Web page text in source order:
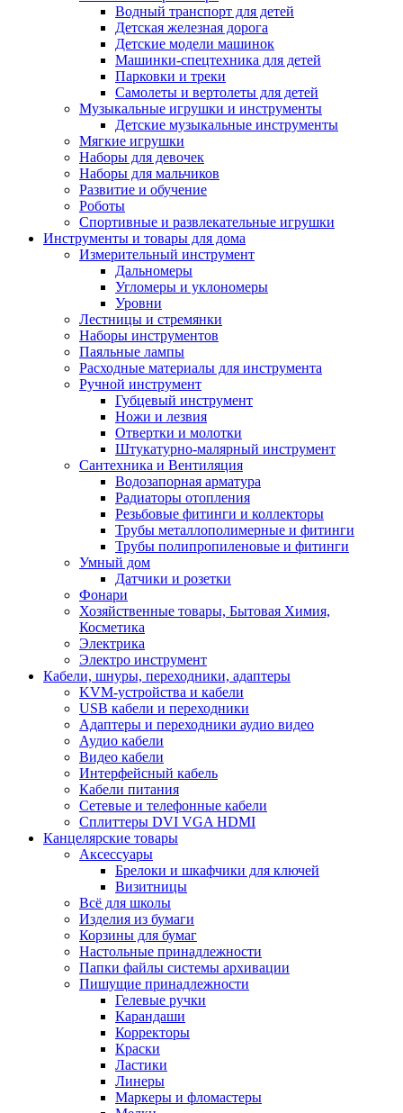
Водный транспорт для детей
Детская железная дорога
Детские модели машинок
Машинки-спецтехника для детей
Парковки и треки
Самолеты и вертолеты для детей
Музыкальные игрушки и инструменты
Детские музыкальные инструменты
Мягкие игрушки
Наборы для девочек
Наборы для мальчиков
Развитие и обучение
Роботы
Спортивные и развлекательные игрушки
Инструменты и товары для дома
Измерительный инструмент
Дальномеры
Угломеры и уклономеры
Уровни
Лестницы и стремянки
Наборы инструментов
Паяльные лампы
Расходные материалы для инструмента
Ручной инструмент
Губцевый инструмент
Ножи и лезвия
Отвертки и молотки
Штукатурно-малярный инструмент
Сантехника и Вентиляция
Водозапорная арматура
Радиаторы отопления
Резьбовые фитинги и коллекторы
Трубы металлополимерные и фитинги
Трубы полипропиленовые и фитинги
Умный дом
Датчики и розетки
Фонари
Хозяйственные товары, Бытовая Химия,
Косметика
Электрика
Электро инструмент
Кабели, шнуры, переходники, адаптеры
KVM-устройства и кабели
USB кабели и переходники
Адаптеры и переходники аудио видео
Аудио кабели
Видео кабели
Интерфейсный кабель
Кабели питания
Сетевые и телефонные кабели
Сплиттеры DVI VGA HDMI
Канцелярские товары
Аксессуары
Брелоки и шкафчики для ключей
Визитницы
Всё для школы
Изделия из бумаги
Корзины для бумаг
Настольные принадлежности
Папки файлы системы архивации
Пишущие принадлежности
Гелевые ручки
Карандаши
Корректоры
Краски
Ластики
Линеры
Маркеры и фломастеры